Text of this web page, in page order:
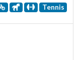
Tennis